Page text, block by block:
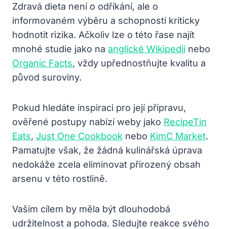
Zdravá dieta není o odříkání, ale o
informovaném výběru a schopnosti kriticky
hodnotit rizika. Ačkoliv lze o této řase najít
mnohé studie jako na anglické Wikipedii nebo
Organic Facts, vždy upřednostňujte kvalitu a
původ suroviny.
Pokud hledáte inspiraci pro její přípravu,
ověřené postupy nabízí weby jako RecipeTin
Eats, Just One Cookbook nebo KimC Market.
Pamatujte však, že žádná kulinářská úprava
nedokáže zcela eliminovat přirozený obsah
arsenu v této rostlině.
Vaším cílem by měla být dlouhodobá
udržitelnost a pohoda. Sledujte reakce svého